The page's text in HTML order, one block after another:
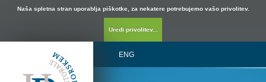
Naša spletna stran uporablja piškotke, za nekatere potrebujemo vašo privolitev.
Uredi privolitev...
ENG